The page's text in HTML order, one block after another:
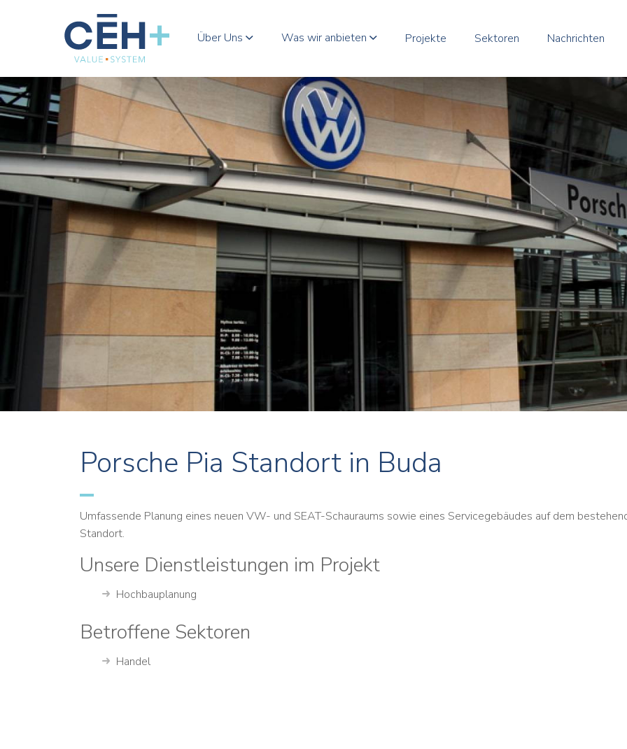
Über Uns Was wir anbieten Projekte Sektoren Nachrichten
Porsche Pia Standort in Buda
Umfassende Planung eines neuen VW- und SEAT-Schauraums sowie eines Servicegebäudes auf dem
Standort.
Unsere Dienstleistungen im Projekt
Hochbauplanung
Betroffene Sektoren
Handel